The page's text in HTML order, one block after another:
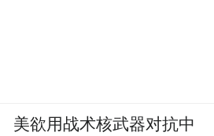
美欲用战术核武器对抗中